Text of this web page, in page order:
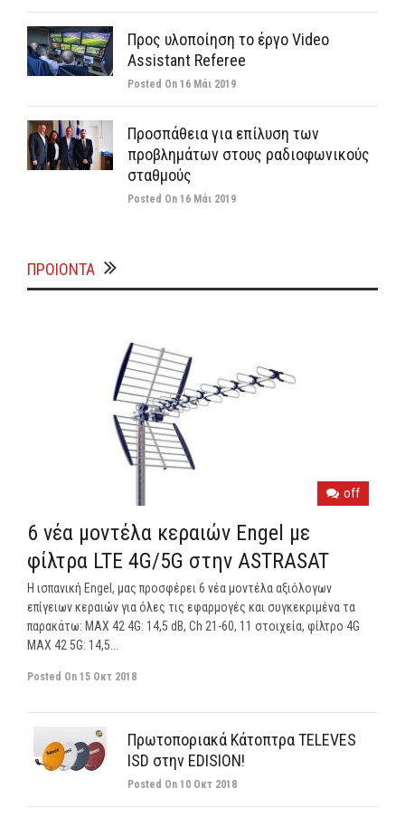
Προς υλοποίηση το έργο Video
Assistant Referee
Posted On 16 Μάι 2019
Προσπάθεια για επίλυση των
προβλημάτων στους ραδιοφωνικούς
σταθμούς
Posted On 16 Μάι 2019
ΠΡΟΙΟΝΤΑ
off
6 νέα μοντέλα κεραιών Engel με
φίλτρα LTE 4G/5G στην ASTRASAT
Η ισπανική Engel, μας προσφέρει 6 νέα μοντέλα αξιόλογων
επίγειων κεραιών για όλες τις εφαρμογές και συγκεκριμένα τα
παρακάτω: ΜΑΧ 42 4G: 14,5 dB, Ch 21-60, 11 στοιχεία, φίλτρο 4G
ΜΑΧ 42 5G: 14,5...
Posted On 15 Οκτ 2018
Πρωτοποριακά Κάτοπτρα TELEVES
ISD στην EDISION!
Posted On 10 Οκτ 2018